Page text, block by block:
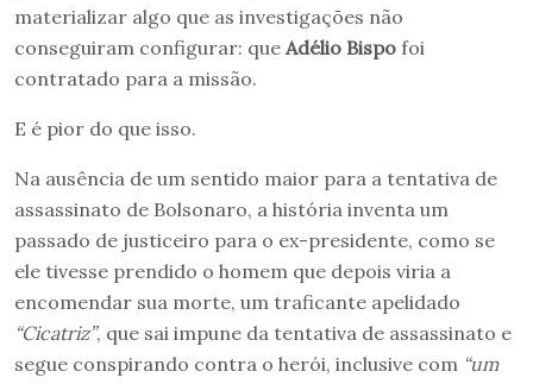
materializar algo que as investigações não
conseguiram configurar: que Adélio Bispo foi
contratado para a missão.
E é pior do que isso.
Na ausência de um sentido maior para a tentativa de
assassinato de Bolsonaro, a história inventa um
passado de justiceiro para o ex-presidente, como se
ele tivesse prendido o homem que depois viria a
encomendar sua morte, um traficante apelidado
“Cicatriz”, que sai impune da tentativa de assassinato e
segue conspirando contra o herói, inclusive com “um